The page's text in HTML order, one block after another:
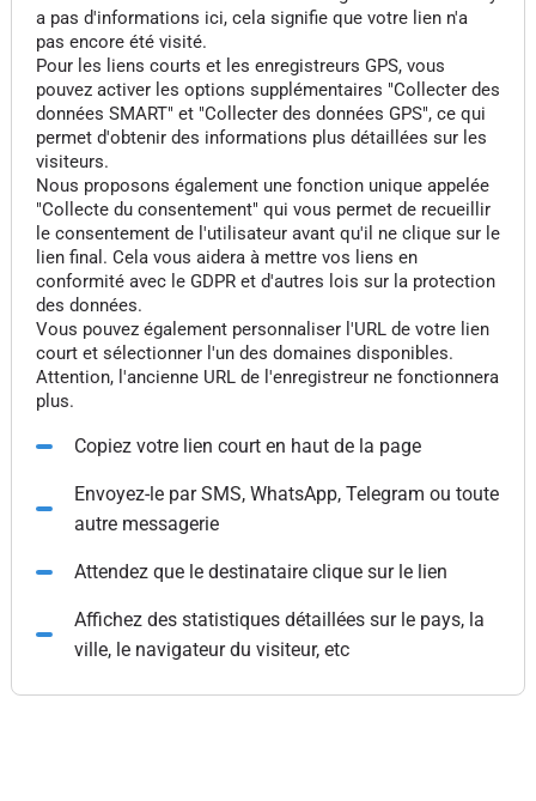
a pas d'informations ici, cela signifie que votre lien n'a
pas encore été visité.
Pour les liens courts et les enregistreurs GPS, vous
pouvez activer les options supplémentaires "Collecter des
données SMART" et "Collecter des données GPS", ce qui
permet d'obtenir des informations plus détaillées sur les
visiteurs.
Nous proposons également une fonction unique appelée
"Collecte du consentement" qui vous permet de recueillir
le consentement de l'utilisateur avant qu'il ne clique sur le
lien final. Cela vous aidera à mettre vos liens en
conformité avec le GDPR et d'autres lois sur la protection
des données.
Vous pouvez également personnaliser l'URL de votre lien
court et sélectionner l'un des domaines disponibles.
Attention, l'ancienne URL de l'enregistreur ne fonctionnera
plus.
Copiez votre lien court en haut de la page
Envoyez-le par SMS, WhatsApp, Telegram ou toute
autre messagerie
Attendez que le destinataire clique sur le lien
Affichez des statistiques détaillées sur le pays, la
ville, le navigateur du visiteur, etc